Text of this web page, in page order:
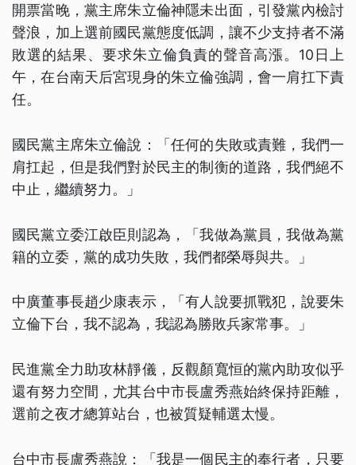
開票當晚，黨主席朱立倫神隱未出面，引發黨內檢討
聲浪，加上選前國民黨態度低調，讓不少支持者不滿
敗選的結果、要求朱立倫負責的聲音高漲。10日上
午，在台南天后宮現身的朱立倫強調，會一肩扛下責
任。
國民黨主席朱立倫說：「任何的失敗或責難，我們一
肩扛起，但是我們對於民主的制衡的道路，我們絕不
中止，繼續努力。」
國民黨立委江啟臣則認為，「我做為黨員，我做為黨
籍的立委，黨的成功失敗，我們都榮辱與共。」
中廣董事長趙少康表示，「有人說要抓戰犯，說要朱
立倫下台，我不認為，我認為勝敗兵家常事。」
民進黨全力助攻林靜儀，反觀顏寬恒的黨內助攻似乎
還有努力空間，尤其台中市長盧秀燕始終保持距離，
選前之夜才總算站台，也被質疑輔選太慢。
台中市長盧秀燕說：「我是一個民主的奉行者，只要